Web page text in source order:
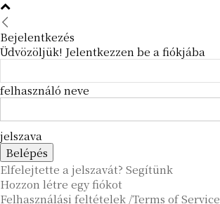
Bejelentkezés
Üdvözöljük! Jelentkezzen be a fiókjába
felhasználó neve
jelszava
Elfelejtette a jelszavát? Segítünk
Hozzon létre egy fiókot
Felhasználási feltételek /Terms of Service